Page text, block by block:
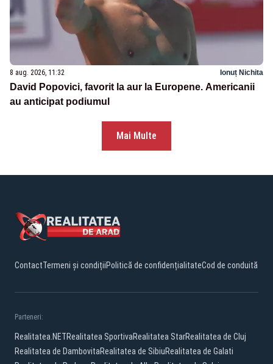
8 aug. 2026, 11:32 Ionuț Nichita
David Popovici, favorit la aur la Europene. Americanii
au anticipat podiumul
Mai Multe
ContactTermeni și condițiiPolitică de confidențialitateCod de conduită
Parteneri:
Realitatea.NETRealitatea SportivaRealitatea StarRealitatea de Cluj
Realitatea de DambovitaRealitatea de SibiuRealitatea de Galati